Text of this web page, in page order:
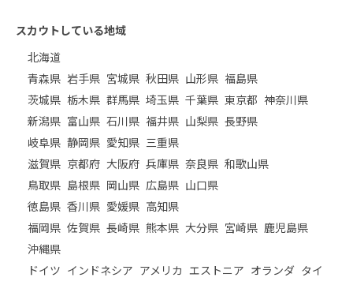
スカウトしている地域
北海道
青森県 岩手県 宮城県 秋田県 山形県 福島県
茨城県 栃木県 群馬県 埼玉県 千葉県 東京都 神奈川県
新潟県 富山県 石川県 福井県 山梨県 長野県
岐阜県 静岡県 愛知県 三重県
滋賀県 京都府 大阪府 兵庫県 奈良県 和歌山県
鳥取県 島根県 岡山県 広島県 山口県
徳島県 香川県 愛媛県 高知県
福岡県 佐賀県 長崎県 熊本県 大分県 宮崎県 鹿児島県
沖縄県
ドイツ インドネシア アメリカ エストニア オランダ タイ